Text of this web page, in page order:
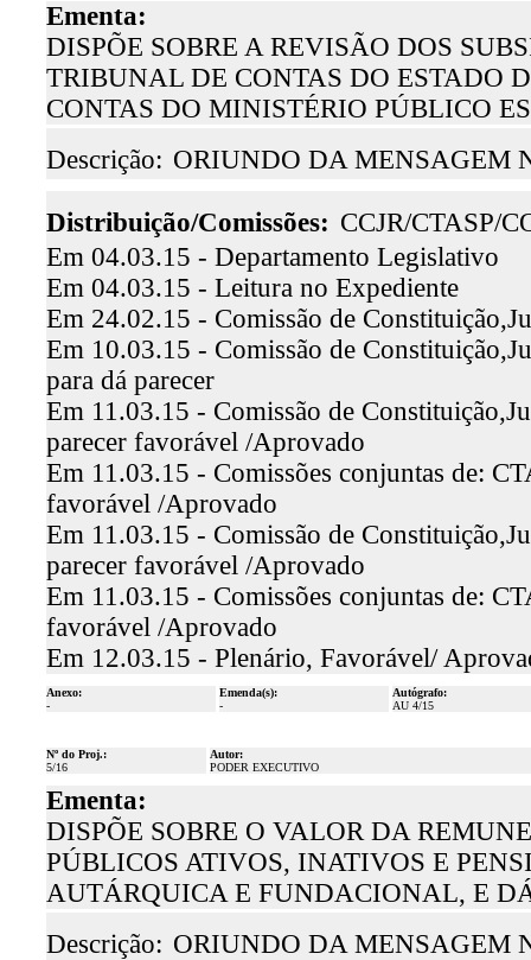
Ementa:
DISPÕE SOBRE A REVISÃO DOS
TRIBUNAL DE CONTAS DO ESTADO
CONTAS DO MINISTÉRIO PÚBLICO
Descrição: ORIUNDO DA MENSAGEM
Distribuição/Comissões: CCJR/CTASP/
Em 04.03.15 - Departamento Legislativo
Em 04.03.15 - Leitura no Expediente
Em 24.02.15 - Comissão de
Em 10.03.15 - Comissão de
para dá parecer
Em 11.03.15 - Comissão de
parecer favorável /Aprovado
Em 11.03.15 - Comissões conjuntas de:
favorável /Aprovado
Em 11.03.15 - Comissão de
parecer favorável /Aprovado
Em 11.03.15 - Comissões conjuntas de:
favorável /Aprovado
Em 12.03.15 - Plenário, Favorável/
Anexo:
-
Emenda(s):
-
Autógrafo:
AU 4/15
Nº do Proj.:
5/16
Autor:
PODER EXECUTIVO
Ementa:
DISPÕE SOBRE O VALOR DA
PÚBLICOS ATIVOS, INATIVOS E
AUTÁRQUICA E FUNDACIONAL, E
Descrição: ORIUNDO DA MENSAGEM